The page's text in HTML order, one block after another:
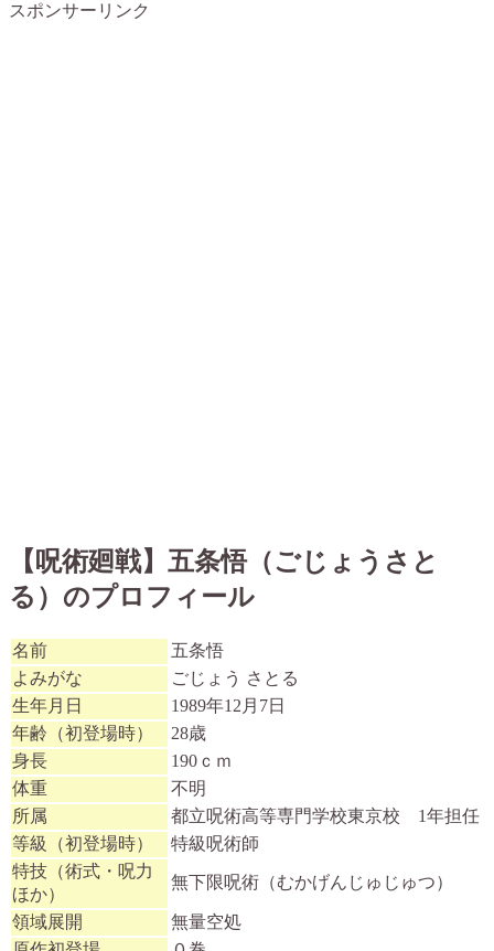
スポンサーリンク
【呪術廻戦】五条悟（ごじょうさと
る）のプロフィール
名前
五条悟
よみがな
ごじょう さとる
生年月日
1989年12月7日
年齢（初登場時）
28歳
身長
190ｃｍ
体重
不明
所属
都立呪術高等専門学校東京校 1年担任
等級（初登場時）
特級呪術師
特技（術式・呪力
ほか）
無下限呪術（むかげんじゅじゅつ）
領域展開
無量空処